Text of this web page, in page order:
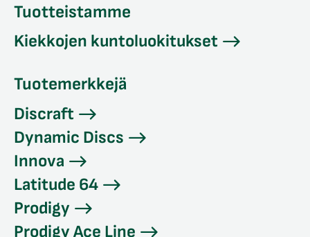
Tuotteistamme
Kiekkojen kuntoluokitukset
Tuotemerkkejä
Discraft
Dynamic Discs
Innova
Latitude 64
Prodigy
Prodigy Ace Line